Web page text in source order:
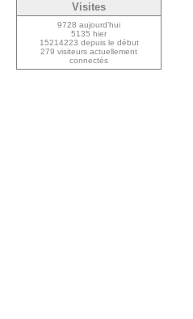
Visites
9728 aujourd’hui
5135 hier
15214223 depuis le début
279 visiteurs actuellement
connectés